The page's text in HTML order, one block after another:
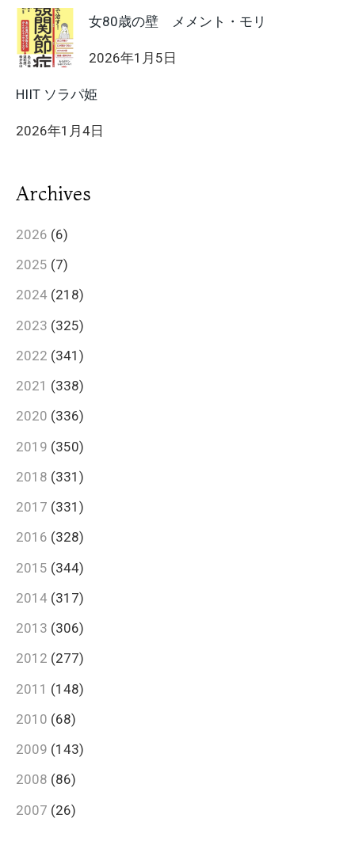
女80歳の壁 メメント・モリ
2026年1月5日
HIIT ソラパ姫
2026年1月4日
Archives
2026 (6)
2025 (7)
2024 (218)
2023 (325)
2022 (341)
2021 (338)
2020 (336)
2019 (350)
2018 (331)
2017 (331)
2016 (328)
2015 (344)
2014 (317)
2013 (306)
2012 (277)
2011 (148)
2010 (68)
2009 (143)
2008 (86)
2007 (26)